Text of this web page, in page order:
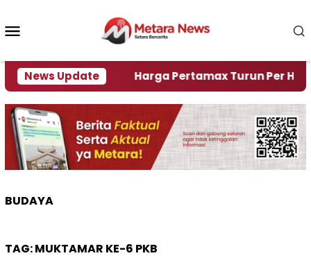
konten
News Update
Krisi Air Harga Pertamax Turun Per Hari Ini,
BUDAYA
TAG:MUKTAMAR KE-6 PKB